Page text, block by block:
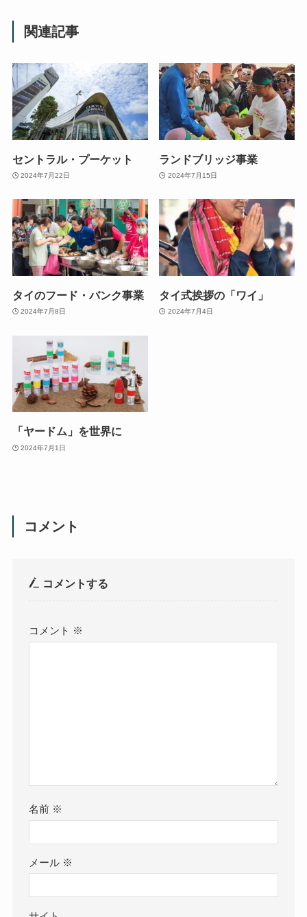
関連記事
セントラル・プーケット
2024年7月22日
ランドブリッジ事業
2024年7月15日
タイのフード・バンク事業
2024年7月8日
タイ式挨拶の「ワイ」
2024年7月4日
「ヤードム」を世界に
2024年7月1日
コメント
コメントする
コメント ※
名前 ※
メール ※